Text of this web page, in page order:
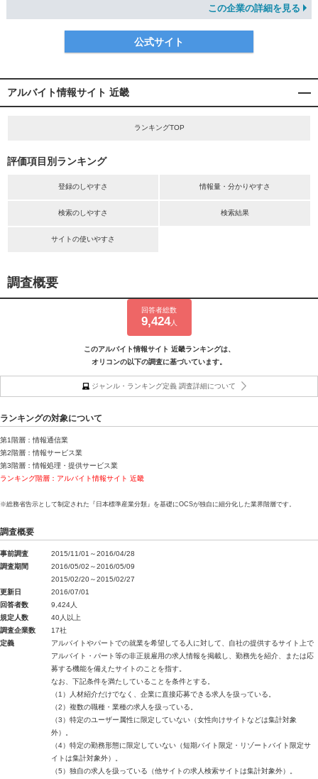
この企業の詳細を見る
公式サイト
アルバイト情報サイト 近畿
ランキングTOP
評価項目別ランキング
登録のしやすさ 情報量・分かりやすさ
検索のしやすさ 検索結果
サイトの使いやすさ
調査概要
回答者総数
9,424人
このアルバイト情報サイト 近畿ランキングは、
オリコンの以下の調査に基づいています。
ジャンル・ランキング定義 調査詳細について
ランキングの対象について
第1階層：情報通信業
第2階層：情報サービス業
第3階層：情報処理・提供サービス業
ランキング階層：アルバイト情報サイト 近畿
※総務省告示として制定された『日本標準産業分類』を基礎にOCSが独自に細分化した業界階層です。
調査概要
事前調査
2015/11/01～2016/04/28
調査期間
2016/05/02～2016/05/09
2015/02/20～2015/02/27
更新日
2016/07/01
回答者数
9,424人
規定人数
40人以上
調査企業数
17社
定義
アルバイトやパートでの就業を希望してる人に対して、自社の提供するサイト上で
アルバイト・パート等の非正規雇用の求人情報を掲載し、勤務先を紹介、または応
募する機能を備えたサイトのことを指す。
なお、下記条件を満たしていることを条件とする。
（1）人材紹介だけでなく、企業に直接応募できる求人を扱っている。
（2）複数の職種・業種の求人を扱っている。
（3）特定のユーザー属性に限定していない（女性向けサイトなどは集計対象
外）。
（4）特定の勤務形態に限定していない（短期バイト限定・リゾートバイト限定サ
イトは集計対象外）。
（5）独自の求人を扱っている（他サイトの求人検索サイトは集計対象外）。